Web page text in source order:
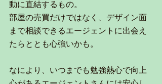
動に直結するもの。
部屋の売買だけではなく、デザイン面
まで相談できるエージェントに出会え
たらととも心強いかも。
なにより、いつまでも勉強熱心で向上